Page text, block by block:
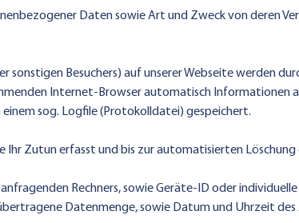
Daten sowie Art und Zweck von deren
sonstigen Besuchers) auf unserer Webseite werden
Internet-Browser automatisch Informationen
sog. Logfile (Protokolldatei) gespeichert.
Ihr Zutun erfasst und bis zur automatisierten Löschung
Rechners, sowie Geräte-ID oder
Datenmenge, sowie Datum und Uhrzeit des